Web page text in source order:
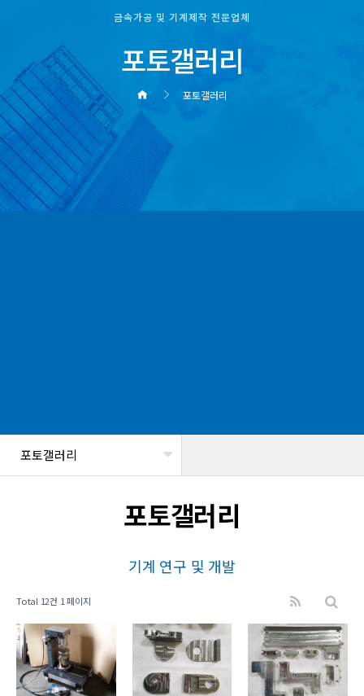
금속가공 및 기계제작 전문업체
포토갤러리
포토갤러리
포토갤러리
포토갤러리
기계 연구 및 개발
Total 12건 1 페이지